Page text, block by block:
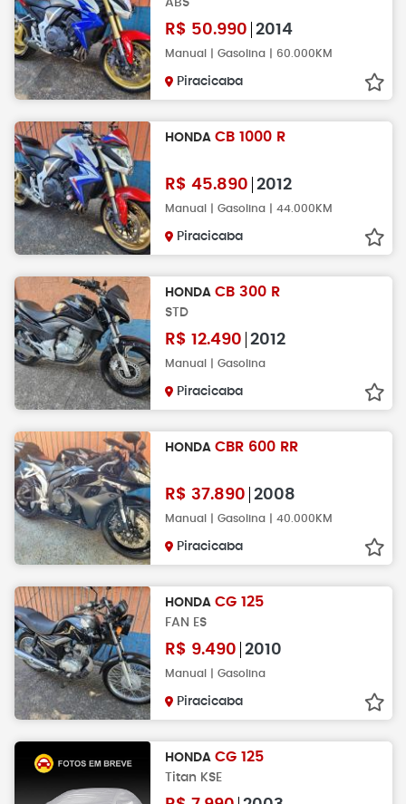
R$ 50.990 2014
Manual | Gasolina | 60.000KM
Piracicaba
HONDA CB 1000 R
R$ 45.890 2012
Manual | Gasolina | 44.000KM
Piracicaba
HONDA CB 300 R
STD
R$ 12.490 2012
Manual | Gasolina
Piracicaba
HONDA CBR 600 RR
R$ 37.890 2008
Manual | Gasolina | 40.000KM
Piracicaba
HONDA CG 125
FAN ES
R$ 9.490 2010
Manual | Gasolina
Piracicaba
HONDA CG 125
Titan KSE